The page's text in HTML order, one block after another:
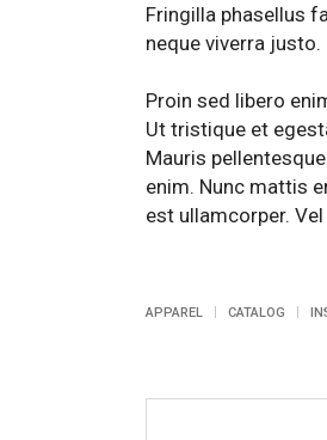
Fringilla phasellus
neque viverra
Proin sed libero
Ut tristique et
Mauris
enim. Nunc mattis
est ullamcorper.
APPAREL CATALOG